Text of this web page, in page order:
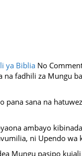
ya Biblia No
na fadhili za Mungu
pana sana na
ambayo
ni Upendo wa
Mungu pasipo